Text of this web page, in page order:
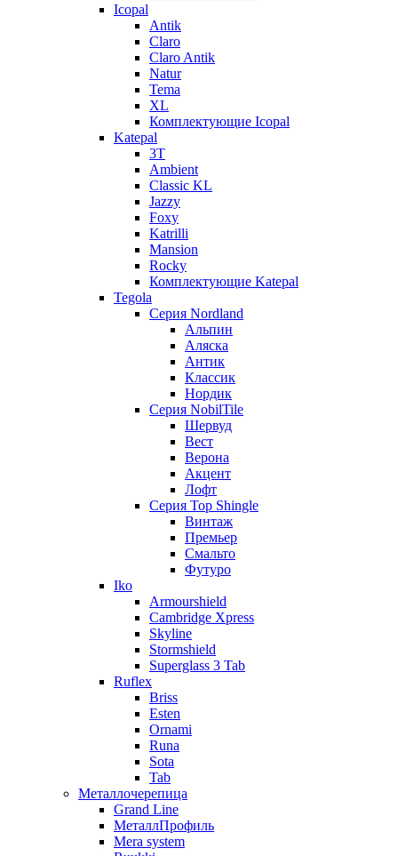
Icopal
Antik
Claro
Claro Antik
Natur
Tema
XL
Комплектующие Icopal
Katepal
3T
Ambient
Classic KL
Jazzy
Foxy
Katrilli
Mansion
Rocky
Комплектующие Katepal
Tegola
Серия Nordland
Альпин
Аляска
Антик
Классик
Нордик
Серия NobilTile
Шервуд
Вест
Верона
Акцент
Лофт
Серия Top Shingle
Винтаж
Премьер
Смальто
Футуро
Iko
Armourshield
Cambridge Xpress
Skyline
Stormshield
Superglass 3 Tab
Ruflex
Briss
Esten
Ornami
Runa
Sota
Tab
Металлочерепица
Grand Line
МеталлПрофиль
Mera system